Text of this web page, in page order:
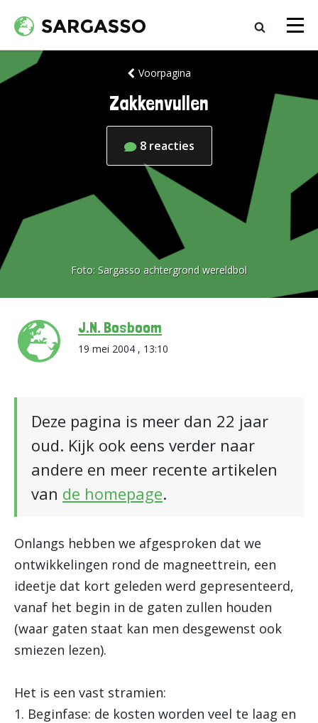
Voorpagina
Zakkenvullen
8 reacties
Foto: Sargasso achtergrond wereldbol
J.N. Bosboom
19 mei 2004 , 13:10
Deze pagina is meer dan 22 jaar
oud. Kijk ook eens verder naar
andere en meer recente artikelen
van de homepage.
Onlangs hebben we afgesproken dat we
ontwikkelingen rond de magneettrein, een
ideetje dat kort geleden werd gepresenteerd,
vanaf het begin in de gaten zullen houden
(waar gaten staat kan men desgewenst ook
smiezen lezen).
Het is een vast stramien:
1. Beginfase: de kosten worden veel te laag en